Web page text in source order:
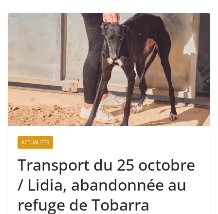
ACTUALITÉS
Transport du 25 octobre
/ Lidia, abandonnée au
refuge de Tobarra